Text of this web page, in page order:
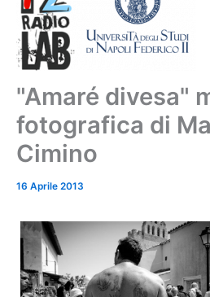
"Amaré divesa"
fotografica di
Cimino
16 Aprile 2013